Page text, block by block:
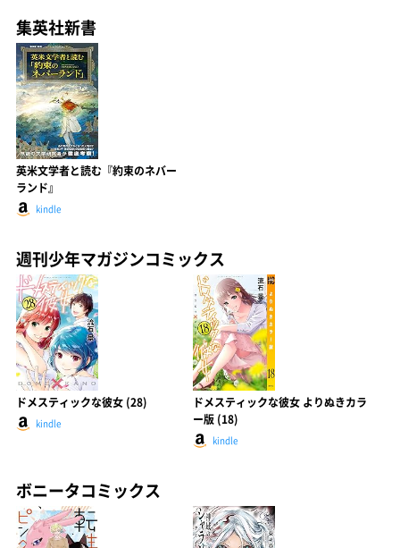
集英社新書
英米文学者と読む『約束のネバー
ランド』
kindle
週刊少年マガジンコミックス
ドメスティックな彼女 (28)
kindle
ドメスティックな彼女 よりぬきカラ
ー版 (18)
kindle
ボニータコミックス